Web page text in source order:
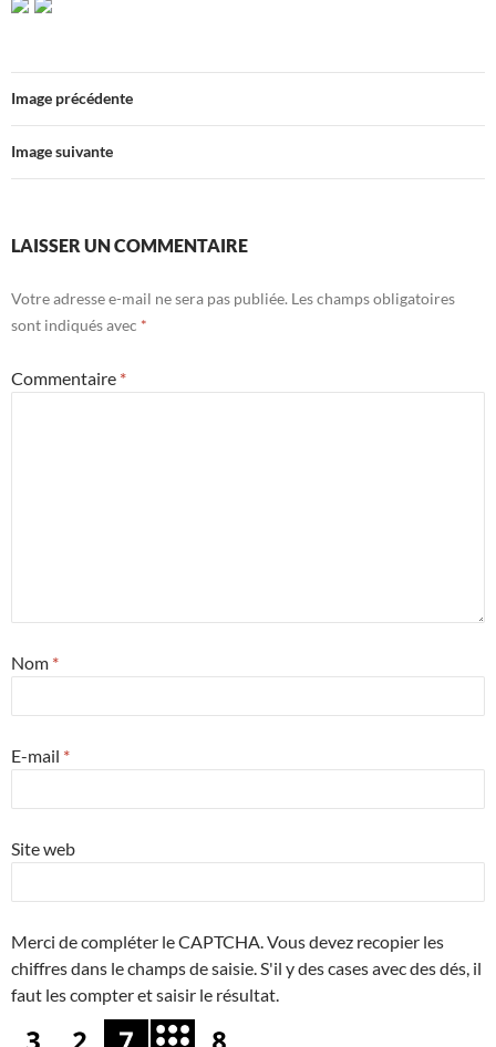
Image précédente
Image suivante
LAISSER UN COMMENTAIRE
Votre adresse e-mail ne sera pas publiée. Les champs obligatoires
sont indiqués avec *
Commentaire *
Nom *
E-mail *
Site web
Merci de compléter le CAPTCHA. Vous devez recopier les
chiffres dans le champs de saisie. S'il y des cases avec des dés, il
faut les compter et saisir le résultat.